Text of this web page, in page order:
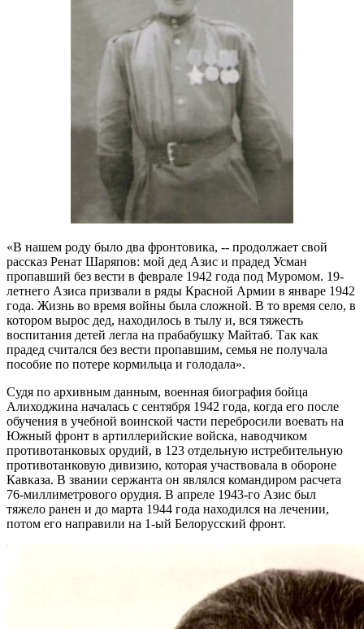
«В нашем роду было два фронтовика, ‑‑ продолжает свой
рассказ Ренат Шаряпов: мой дед Азис и прадед Усман
пропавший без вести в феврале 1942 года под Муромом. 19-
летнего Азиса призвали в ряды Красной Армии в январе 1942
года. Жизнь во время войны была сложной. В то время село, в
котором вырос дед, находилось в тылу и, вся тяжесть
воспитания детей легла на прабабушку Майтаб. Так как
прадед считался без вести пропавшим, семья не получала
пособие по потере кормильца и голодала».
Судя по архивным данным, военная биография бойца
Алиходжина началась с сентября 1942 года, когда его после
обучения в учебной воинской части перебросили воевать на
Южный фронт в артиллерийские войска, наводчиком
противотанковых орудий, в 123 отдельную истребительную
противотанковую дивизию, которая участвовала в обороне
Кавказа. В звании сержанта он являлся командиром расчета
76-миллиметрового орудия. В апреле 1943-го Азис был
тяжело ранен и до марта 1944 года находился на лечении,
потом его направили на 1-ый Белорусский фронт.